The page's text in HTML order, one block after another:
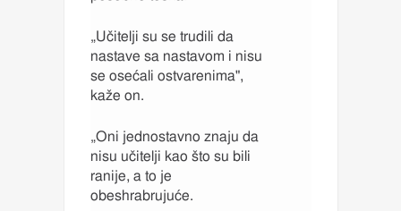
E
,
d
o
t
g
r
f
i
j
e
,
„Učitelji su se trudili da
nastave sa nastavom i nisu
se osećali ostvarenima",
kaže on.
„Oni jednostavno znaju da
nisu učitelji kao što su bili
ranije, a to je
obeshrabrujuće.